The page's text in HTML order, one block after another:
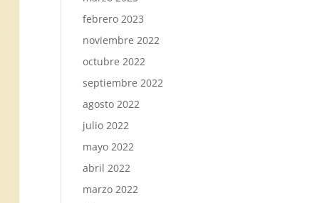
febrero 2023
noviembre 2022
octubre 2022
septiembre 2022
agosto 2022
julio 2022
mayo 2022
abril 2022
marzo 2022